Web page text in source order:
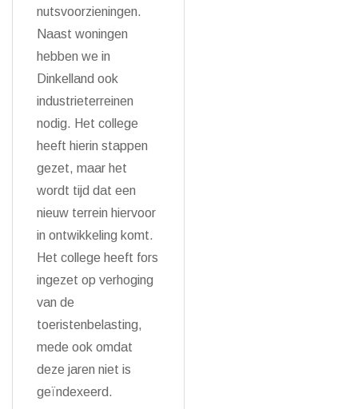
nutsvoorzieningen.
Naast woningen
hebben we in
Dinkelland ook
industrieterreinen
nodig. Het college
heeft hierin stappen
gezet, maar het
wordt tijd dat een
nieuw terrein hiervoor
in ontwikkeling komt.
Het college heeft fors
ingezet op verhoging
van de
toeristenbelasting,
mede ook omdat
deze jaren niet is
geïndexeerd.